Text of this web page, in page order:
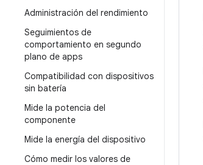
Administración del rendimiento
Seguimientos de
comportamiento en segundo
plano de apps
Compatibilidad con dispositivos
sin batería
Mide la potencia del
componente
Mide la energía del dispositivo
Cómo medir los valores de